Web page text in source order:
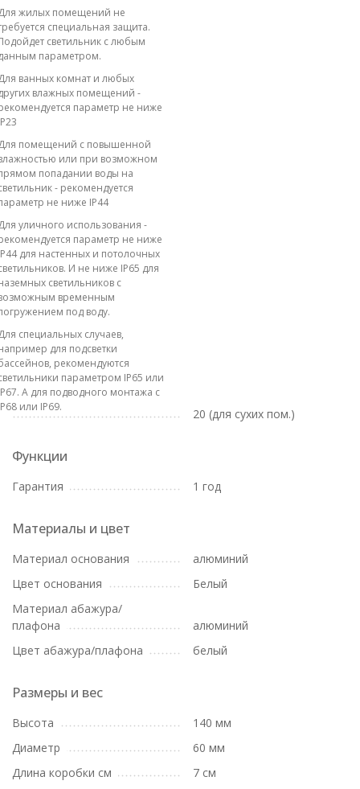
жилых помещений не
специальная защита.
светильник с любым
параметром.
ванных комнат и любых
влажных помещений -
параметр не ниже
помещений с повышенной
или при возможном
попадании воды на
- рекомендуется
не ниже IP44
уличного использования -
параметр не ниже
для настенных и потолочных
И не ниже IP65 для
светильников с
временным
под воду.
специальных случаев,
для подсветки
рекомендуются
параметром IP65 или
А для подводного монтажа с
или IP69.
20 (для сухих пом.)
Функции
Гарантия 1 год
Материалы и цвет
Материал основания
алюминий
Цвет основания
Белый
Материал абажура/
плафона
алюминий
Цвет абажура/плафона
белый
Размеры и вес
Высота
140 мм
Диаметр
60 мм
Длина коробки см
7 см